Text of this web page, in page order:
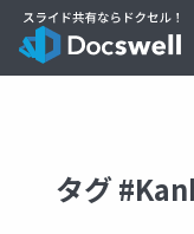
タグ